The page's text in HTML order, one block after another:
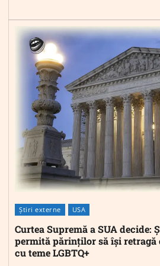
Știri externe USA
Curtea Supremă a SUA decide:
permită părinților să își
cu teme LGBTQ+